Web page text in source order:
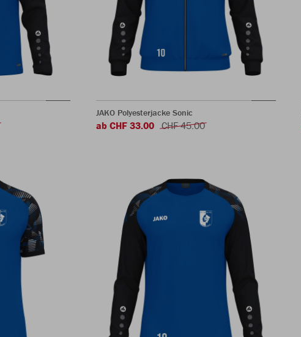
JAKO Polyesterjacke Sonic
ab CHF 33.00 CHF 45.00